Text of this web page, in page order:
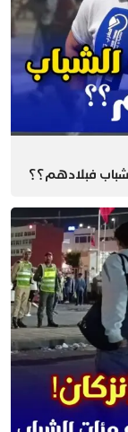
فبلادهم؟؟